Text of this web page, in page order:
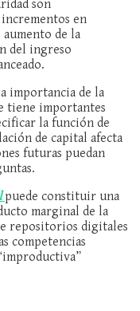
son
en
de la
del ingreso
importancia de la
tiene importantes
la función de
de capital afecta
futuras puedan
puede constituir una
marginal de la
repositorios digitales
competencias